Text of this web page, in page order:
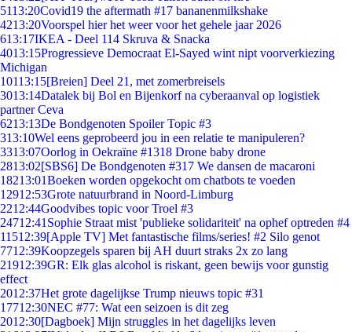
5113:20Covid19 the aftermath #17 bananenmilkshake
4213:20Voorspel hier het weer voor het gehele jaar 2026
613:17IKEA - Deel 114 Skruva & Snacka
4013:15Progressieve Democraat El-Sayed wint nipt voorverkiezing
Michigan
10113:15[Breien] Deel 21, met zomerbreisels
3013:14Datalek bij Bol en Bijenkorf na cyberaanval op logistiek
partner Ceva
6213:13De Bondgenoten Spoiler Topic #3
313:10Wel eens geprobeerd jou in een relatie te manipuleren?
3313:07Oorlog in Oekraïne #1318 Drone baby drone
2813:02[SBS6] De Bondgenoten #317 We dansen de macaroni
18213:01Boeken worden opgekocht om chatbots te voeden
12912:53Grote natuurbrand in Noord-Limburg
2212:44Goodvibes topic voor Troel #3
24712:41 Sophie Straat mist 'publieke solidariteit' na ophef optreden #4
11512:39[Apple TV] Met fantastische films/series! #2 Silo genot
7712:39Koopzegels sparen bij AH duurt straks 2x zo lang
21912:39GR: Elk glas alcohol is riskant, geen bewijs voor gunstig
effect
2012:37Het grote dagelijkse Trump nieuws topic #31
17712:30NEC #77: Wat een seizoen is dit zeg
2012:30[Dagboek] Mijn struggles in het dagelijks leven